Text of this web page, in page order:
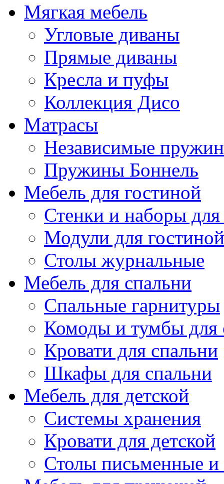
Мягкая мебель
Угловые диваны
Прямые диваны
Кресла и пуфы
Коллекция Дисо
Матрасы
Независимые
Пружины Боннель
Мебель для гостиной
Стенки и наборы для
Модули для гостиной
Столы журнальные
Мебель для спальни
Спальные гарнитуры
Комоды и тумбы для
Кровати для спальни
Шкафы для спальни
Мебель для детской
Системы хранения
Кровати для детской
Столы письменные